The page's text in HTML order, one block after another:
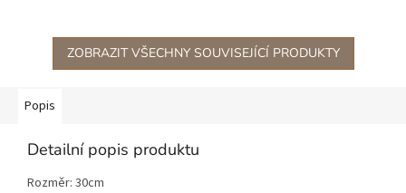
ZOBRAZIT VŠECHNY SOUVISEJÍCÍ PRODUKTY
Popis
Detailní popis produktu
Rozměr: 30cm